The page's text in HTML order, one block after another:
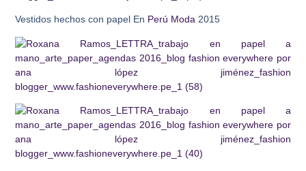
Vestidos hechos con papel En Perú Moda 2015